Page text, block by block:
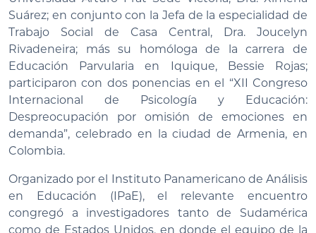
Suárez; en conjunto con la Jefa de la especialidad de
Trabajo Social de Casa Central, Dra. Joucelyn
Rivadeneira; más su homóloga de la carrera de
Educación Parvularia en Iquique, Bessie Rojas;
participaron con dos ponencias en el “XII Congreso
Internacional de Psicología y Educación:
Despreocupación por omisión de emociones en
demanda”, celebrado en la ciudad de Armenia, en
Colombia.
Organizado por el Instituto Panamericano de Análisis
en Educación (IPaE), el relevante encuentro
congregó a investigadores tanto de Sudamérica
como de Estados Unidos, en donde el equipo de la